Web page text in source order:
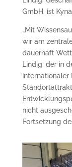
GmbH, ist
„Mit
wir am
dauerhaft
Lindig, der in
internationaler
nicht
Fortsetzung